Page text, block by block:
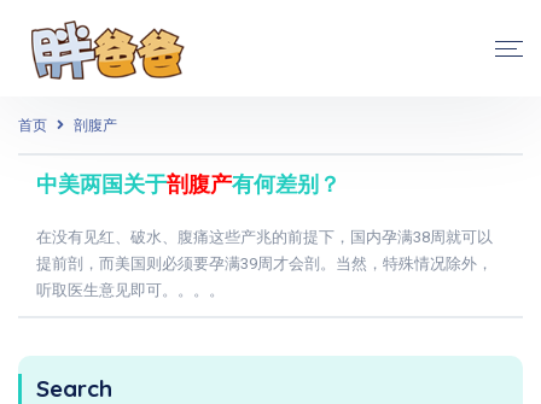
首页 剖腹产
中美两国关于剖腹产有何差别？
在没有见红、破水、腹痛这些产兆的前提下，国内孕满38周就可以
提前剖，而美国则必须要孕满39周才会剖。当然，特殊情况除外，
听取医生意见即可。。。。
Search